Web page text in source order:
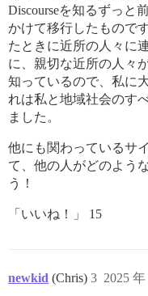
Discourseを知るずっと
かけて移行したもので
たときに近所の人々に
に、親切な近所の人々
知っているので、私に
れは私と地域社会のす
ました。
他にも関わっているサ
て、他の人がどのよう
う！
「いいね！」 15
newkid (Chris) 2025
3